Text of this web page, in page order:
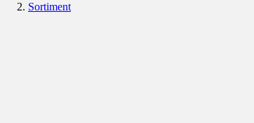
Sortiment